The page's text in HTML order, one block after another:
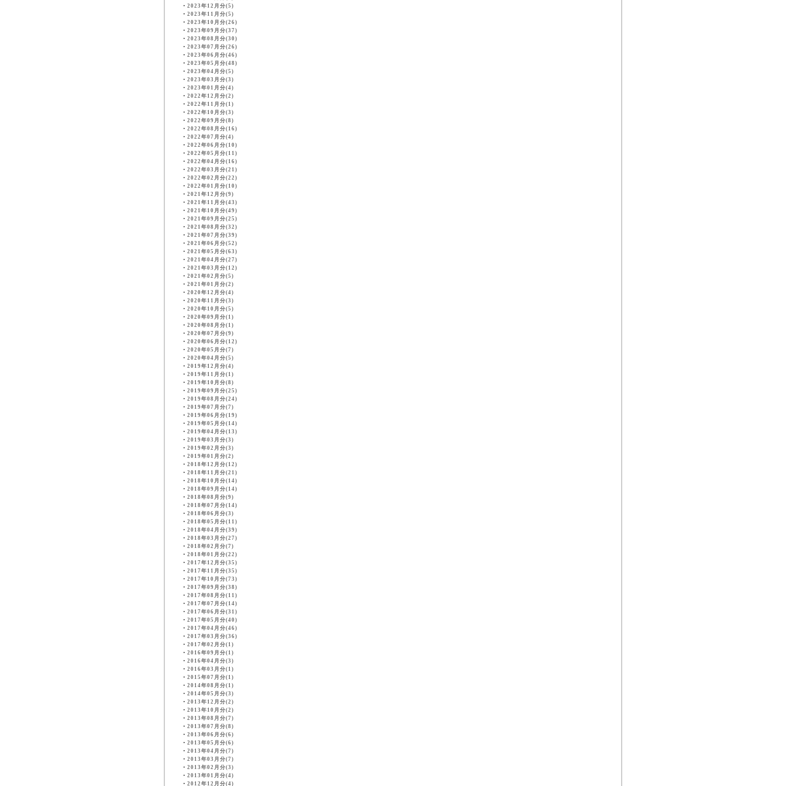
・ 2023年12月分(5)
・ 2023年11月分(5)
・ 2023年10月分(26)
・ 2023年09月分(37)
・ 2023年08月分(30)
・ 2023年07月分(26)
・ 2023年06月分(46)
・ 2023年05月分(48)
・ 2023年04月分(5)
・ 2023年03月分(3)
・ 2023年01月分(4)
・ 2022年12月分(2)
・ 2022年11月分(1)
・ 2022年10月分(3)
・ 2022年09月分(8)
・ 2022年08月分(16)
・ 2022年07月分(4)
・ 2022年06月分(10)
・ 2022年05月分(11)
・ 2022年04月分(16)
・ 2022年03月分(21)
・ 2022年02月分(22)
・ 2022年01月分(10)
・ 2021年12月分(9)
・ 2021年11月分(43)
・ 2021年10月分(49)
・ 2021年09月分(25)
・ 2021年08月分(32)
・ 2021年07月分(39)
・ 2021年06月分(52)
・ 2021年05月分(63)
・ 2021年04月分(27)
・ 2021年03月分(12)
・ 2021年02月分(5)
・ 2021年01月分(2)
・ 2020年12月分(4)
・ 2020年11月分(3)
・ 2020年10月分(5)
・ 2020年09月分(1)
・ 2020年08月分(1)
・ 2020年07月分(9)
・ 2020年06月分(12)
・ 2020年05月分(7)
・ 2020年04月分(5)
・ 2019年12月分(4)
・ 2019年11月分(1)
・ 2019年10月分(8)
・ 2019年09月分(25)
・ 2019年08月分(24)
・ 2019年07月分(7)
・ 2019年06月分(19)
・ 2019年05月分(14)
・ 2019年04月分(13)
・ 2019年03月分(3)
・ 2019年02月分(3)
・ 2019年01月分(2)
・ 2018年12月分(12)
・ 2018年11月分(21)
・ 2018年10月分(14)
・ 2018年09月分(14)
・ 2018年08月分(9)
・ 2018年07月分(14)
・ 2018年06月分(3)
・ 2018年05月分(11)
・ 2018年04月分(39)
・ 2018年03月分(27)
・ 2018年02月分(7)
・ 2018年01月分(22)
・ 2017年12月分(35)
・ 2017年11月分(35)
・ 2017年10月分(73)
・ 2017年09月分(38)
・ 2017年08月分(11)
・ 2017年07月分(14)
・ 2017年06月分(31)
・ 2017年05月分(40)
・ 2017年04月分(46)
・ 2017年03月分(36)
・ 2017年02月分(1)
・ 2016年09月分(1)
・ 2016年04月分(3)
・ 2016年03月分(1)
・ 2015年07月分(1)
・ 2014年08月分(1)
・ 2014年05月分(3)
・ 2013年12月分(2)
・ 2013年10月分(2)
・ 2013年08月分(7)
・ 2013年07月分(8)
・ 2013年06月分(6)
・ 2013年05月分(6)
・ 2013年04月分(7)
・ 2013年03月分(7)
・ 2013年02月分(3)
・ 2013年01月分(4)
・ 2012年12月分(4)